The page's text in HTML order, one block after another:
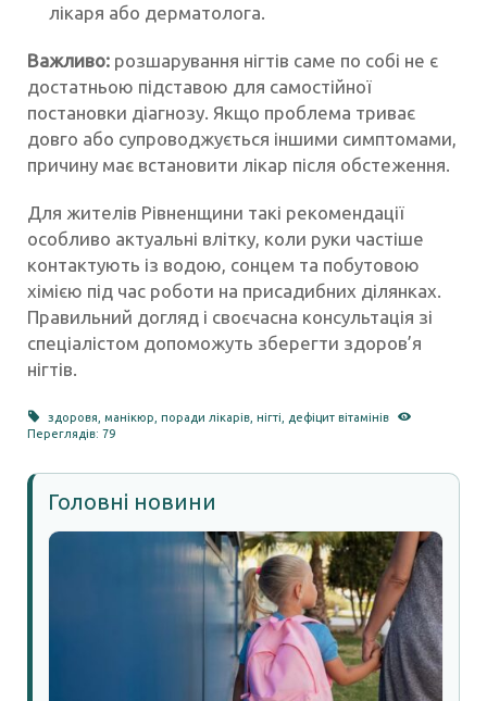
лікаря або дерматолога.
Важливо: розшарування нігтів саме по собі не є
достатньою підставою для самостійної
постановки діагнозу. Якщо проблема триває
довго або супроводжується іншими симптомами,
причину має встановити лікар після обстеження.
Для жителів Рівненщини такі рекомендації
особливо актуальні влітку, коли руки частіше
контактують із водою, сонцем та побутовою
хімією під час роботи на присадибних ділянках.
Правильний догляд і своєчасна консультація зі
спеціалістом допоможуть зберегти здоров’я
нігтів.
здоровя ,манікюр ,поради лікарів ,нігті
дефіцит вітамінів
Переглядів: 79
Головні новини